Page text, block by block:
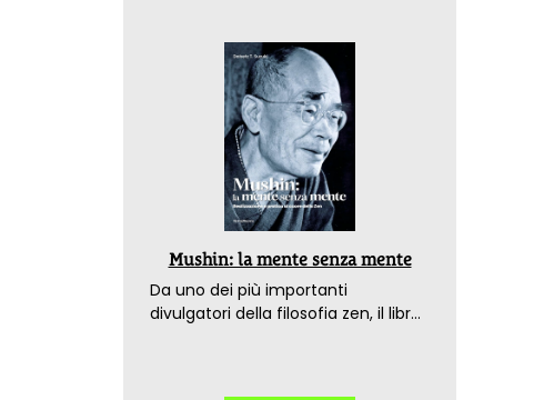
Mushin: la mente senza mente
Da uno dei più importanti
divulgatori della filosofia zen, il libro